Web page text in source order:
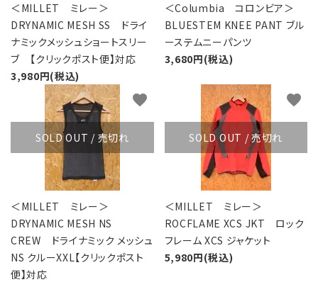
＜MILLET ミレー＞
DRYNAMIC MESH SS ドライ
ナミックメッシュショートスリー
ブ 【クリックポスト便】対応
3,980円(税込)
＜Columbia コロンビア＞
BLUESTEM KNEE PANT ブル
ーステムニーパンツ
3,680円(税込)
SOLD OUT / 売切れ
＜MILLET ミレー＞
DRYNAMIC MESH NS
CREW ドライナミック メッシュ
NS クルーXXL【クリックポスト
便】対応
favorite
SOLD OUT / 売切れ
＜MILLET ミレー＞
ROCFLAME XCS JKT ロック
フレーム XCS ジャケット
5,980円(税込)
favorite